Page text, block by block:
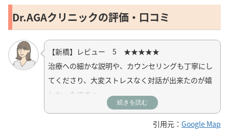
Dr.AGAクリニックの評価・口コミ
【新橋】レビュー 5 ★★★★★
治療への細かな説明や、カウンセリングも丁寧にし
てくださり、大変ストレスなく対話が出来たのが嬉
しかったです☺️
治療の話だけでなく、他愛の無いお話しなど心地よ
いコミニュケーションを取ってくださるスタッフの
続きを読む
引用元： Google Map